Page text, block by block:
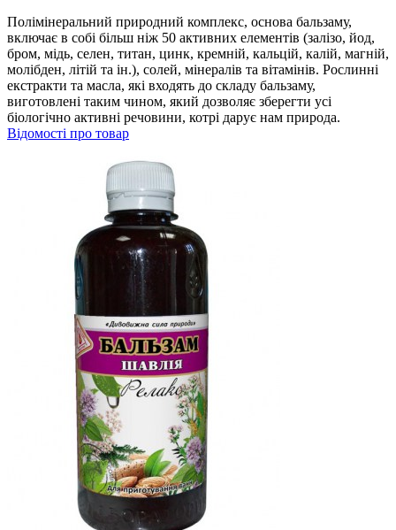
Полімінеральний природний комплекс, основа бальзаму,
включає в собі більш ніж 50 активних елементів (залізо, йод,
бром, мідь, селен, титан, цинк, кремній, кальцій, калій, магній,
молібден, літій та ін.), солей, мінералів та вітамінів. Рослинні
екстракти та масла, які входять до складу бальзаму,
виготовлені таким чином, який дозволяє зберегти усі
біологічно активні речовини, котрі дарує нам природа.
Відомості про товар